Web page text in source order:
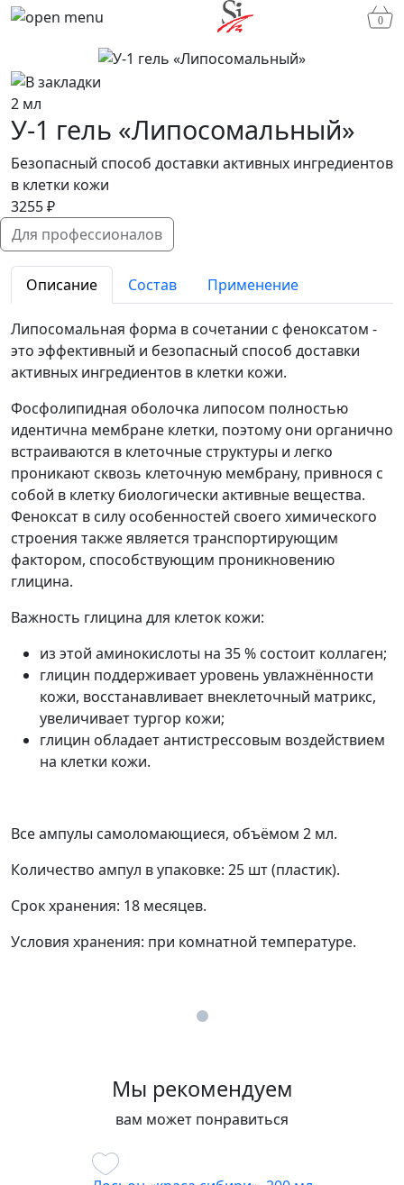
0
2 мл
У-1 гель «Липосомальный»
Безопасный способ доставки активных ингредиентов
в клетки кожи
3255 ₽
Для профессионалов
Описание Состав Применение
Липосомальная форма в сочетании с феноксатом -
это эффективный и безопасный способ доставки
активных ингредиентов в клетки кожи.
Фосфолипидная оболочка липосом полностью
идентична мембране клетки, поэтому они органично
встраиваются в клеточные структуры и легко
проникают сквозь клеточную мембрану, привнося с
собой в клетку биологически активные вещества.
Феноксат в силу особенностей своего химического
строения также является транспортирующим
фактором, способствующим проникновению
глицина.
Важность глицина для клеток кожи:
из этой аминокислоты на 35 % состоит коллаген;
глицин поддерживает уровень увлажнённости
кожи, восстанавливает внеклеточный матрикс,
увеличивает тургор кожи;
глицин обладает антистрессовым воздействием
на клетки кожи.
Все ампулы самоломающиеся, объёмом 2 мл.
Количество ампул в упаковке: 25 шт (пластик).
Срок хранения: 18 месяцев.
Условия хранения: при комнатной температуре.
Мы рекомендуем
вам может понравиться